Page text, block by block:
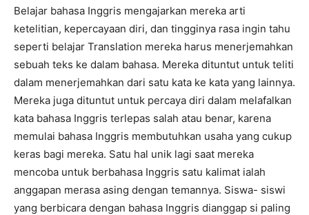
Belajar bahasa Inggris mengajarkan mereka arti
ketelitian, kepercayaan diri, dan tingginya rasa ingin tahu
seperti belajar Translation mereka harus menerjemahkan
sebuah teks ke dalam bahasa. Mereka dituntut untuk teliti
dalam menerjemahkan dari satu kata ke kata yang lainnya.
Mereka juga dituntut untuk percaya diri dalam melafalkan
kata bahasa Inggris terlepas salah atau benar, karena
memulai bahasa Inggris membutuhkan usaha yang cukup
keras bagi mereka. Satu hal unik lagi saat mereka
mencoba untuk berbahasa Inggris satu kalimat ialah
anggapan merasa asing dengan temannya. Siswa- siswi
yang berbicara dengan bahasa Inggris dianggap si paling